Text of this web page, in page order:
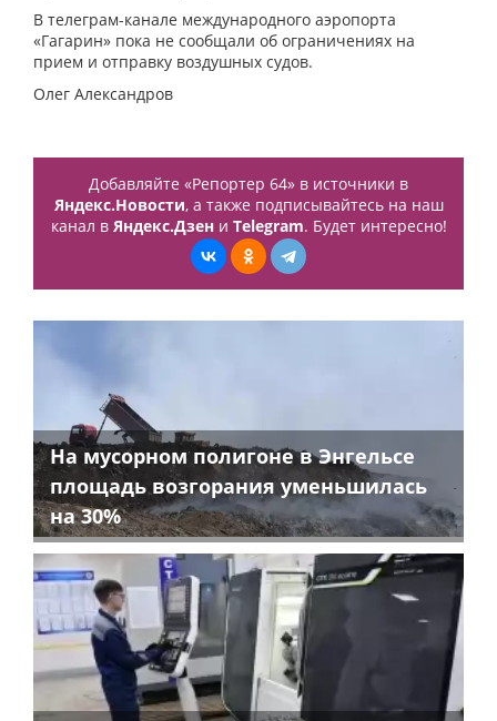
В телеграм-канале международного аэропорта
«Гагарин» пока не сообщали об ограничениях на
прием и отправку воздушных судов.
Олег Александров
Добавляйте «Репортер 64» в источники в
Яндекс.Новости, а также подписывайтесь на наш
канал в Яндекс.Дзени Telegram. Будет интересно!
На мусорном полигоне в Энгельсе
площадь возгорания уменьшилась
на 30%